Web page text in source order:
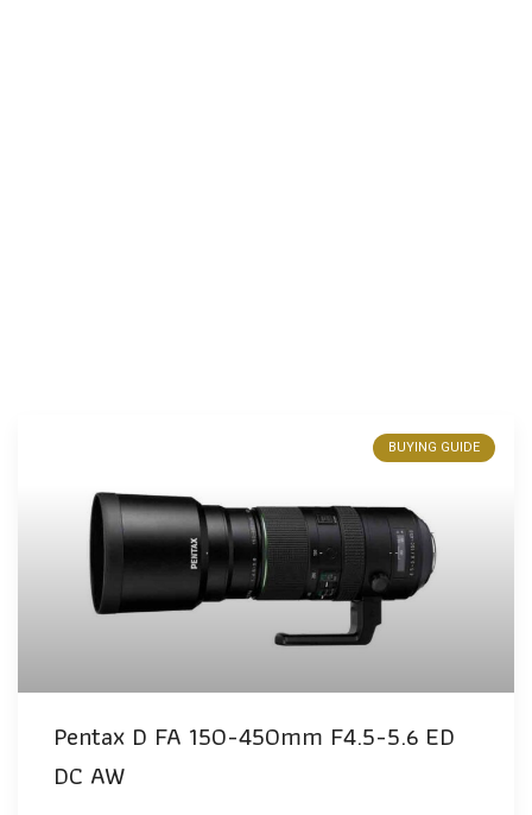
BUYING GUIDE
Pentax D FA 150-450mm F4.5-5.6 ED
DC AW